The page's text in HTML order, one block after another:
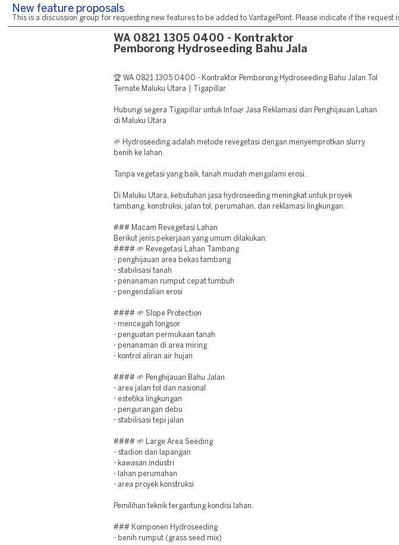
New feature proposals
This is a discussion group for requesting new features to be added to VantagePoint. Please indicate if the
WA 0821 1305 0400 - Kontraktor
Pemborong Hydroseeding Bahu Jala
🏆 WA 0821 1305 0400 - Kontraktor Pemborong Hydroseeding Bahu Jalan Tol
Ternate Maluku Utara | Tigapillar
Hubungi segera Tigapillar untuk Info🌿 Jasa Reklamasi dan Penghijauan Lahan
di Maluku Utara
🌱 Hydroseeding adalah metode revegetasi dengan menyemprotkan slurry
benih ke lahan.
Tanpa vegetasi yang baik, tanah mudah mengalami erosi.
Di Maluku Utara, kebutuhan jasa hydroseeding meningkat untuk proyek
tambang, konstruksi, jalan tol, perumahan, dan reklamasi lingkungan.
### Macam Revegetasi Lahan
Berikut jenis pekerjaan yang umum dilakukan:
#### 🌱 Revegetasi Lahan Tambang
- penghijauan area bekas tambang
- stabilisasi tanah
- penanaman rumput cepat tumbuh
- pengendalian erosi
#### 🌱 Slope Protection
- mencegah longsor
- penguatan permukaan tanah
- penanaman di area miring
- kontrol aliran air hujan
#### 🌱 Penghijauan Bahu Jalan
- area jalan tol dan nasional
- estetika lingkungan
- pengurangan debu
- stabilisasi tepi jalan
#### 🌱 Large Area Seeding
- stadion dan lapangan
- kawasan industri
- lahan perumahan
- area proyek konstruksi
Pemilihan teknik tergantung kondisi lahan.
### Komponen Hydroseeding
- benih rumput (grass seed mix)